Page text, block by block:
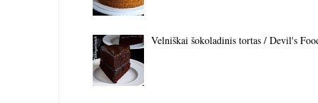
Velniškai šokoladinis tortas / Devil's